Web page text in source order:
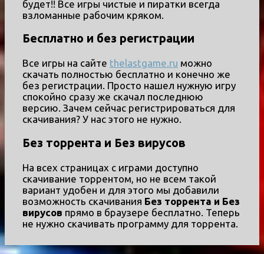
будет!! Все игры чистые и пиратки всегда
взломанные рабочим кряком.
Бесплатно и без регистрации
Все игры на сайте thelastgame.ru можно
скачать полностью бесплатно и конечно же
без регистрации. Просто нашел нужную игру
спокойно сразу же скачал последнюю
версию. Зачем сейчас регистрироваться для
скачивания? У нас этого не нужно.
Без торрента и Без вирусов
На всех страницах с играми доступно
скачивание торрентом, но не всем такой
вариант удобен и для этого мы добавили
возможность скачивания Без торрента и Без
вирусов прямо в браузере бесплатно. Теперь
не нужно скачивать программу для торрента.